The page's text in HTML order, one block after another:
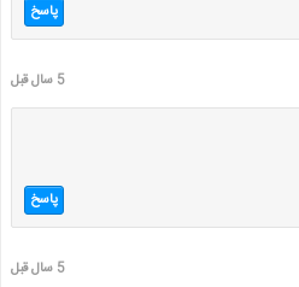
پاسخ
5 سال قبل
پاسخ
5 سال قبل